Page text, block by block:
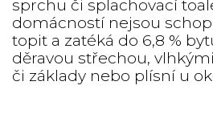
sprchu či splachovací
domácností nejsou
topit a zatéká do 6,8 %
děravou střechou,
či základy nebo plísní u